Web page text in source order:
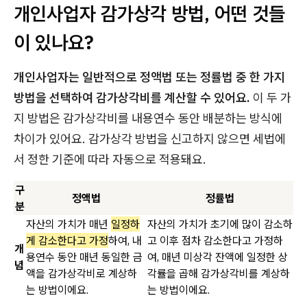
개인사업자 감가상각 방법, 어떤 것들
이 있나요?
개인사업자는 일반적으로 정액법 또는 정률법 중 한 가지
방법을 선택하여 감가상각비를 계산할 수 있어요. 이 두 가
지 방법은 감가상각비를 내용연수 동안 배분하는 방식에
차이가 있어요. 감가상각 방법을 신고하지 않으면 세법에
서 정한 기준에 따라 자동으로 적용돼요.
구
분
정액법 정률법
개
념
자산의 가치가 매년 일정하
게 감소한다고 가정하여, 내
용연수 동안 매년 동일한 금
액을 감가상각비로 계상하
는 방법이에요.
자산의 가치가 초기에 많이 감소하
고 이후 점차 감소한다고 가정하
여, 매년 미상각 잔액에 일정한 상
각률을 곱해 감가상각비를 계상하
는 방법이에요.